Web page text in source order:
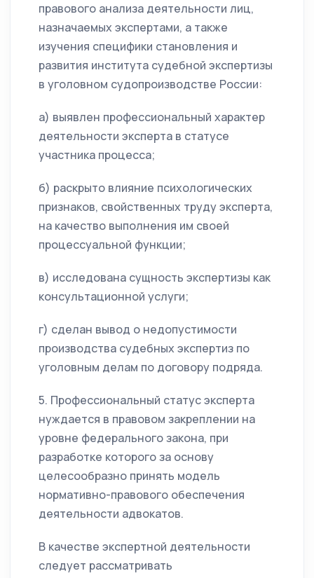
правового анализа деятельности лиц,
назначаемых экспертами, а также
изучения специфики становления и
развития института судебной экспертизы
в уголовном судопроизводстве России:
а) выявлен профессиональный характер
деятельности эксперта в статусе
участника процесса;
б) раскрыто влияние психологических
признаков, свойственных труду эксперта,
на качество выполнения им своей
процессуальной функции;
в) исследована сущность экспертизы как
консультационной услуги;
г) сделан вывод о недопустимости
производства судебных экспертиз по
уголовным делам по договору подряда.
5. Профессиональный статус эксперта
нуждается в правовом закреплении на
уровне федерального закона, при
разработке которого за основу
целесообразно принять модель
нормативно-правового обеспечения
деятельности адвокатов.
В качестве экспертной деятельности
следует рассматривать